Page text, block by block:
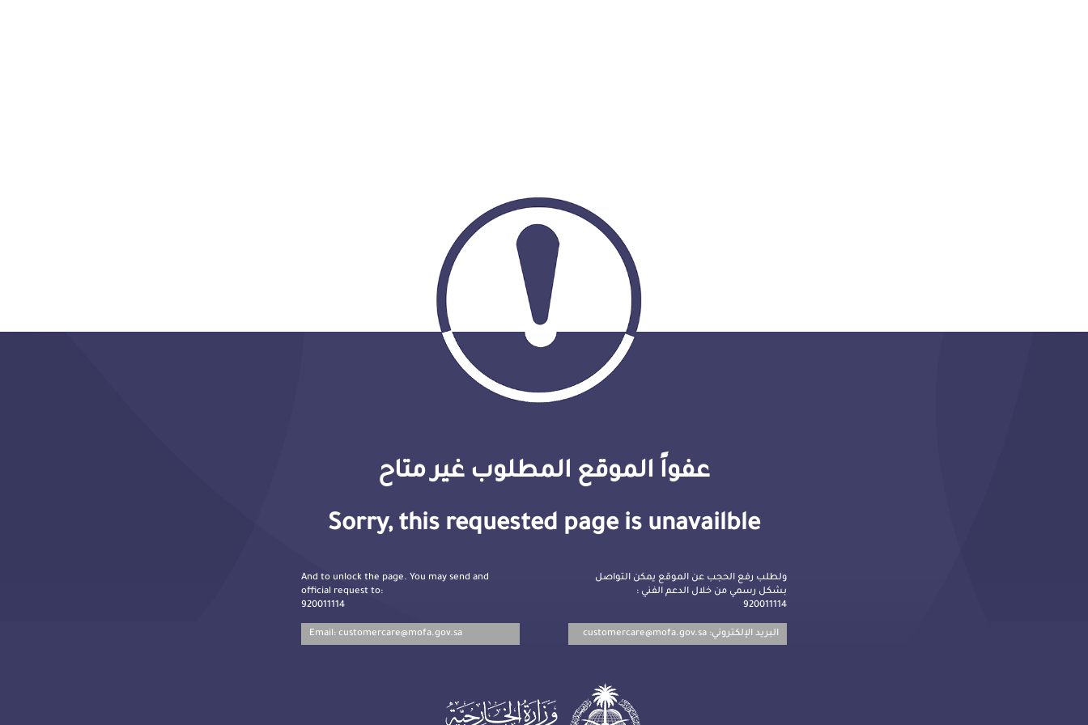
عفواً الموقع المطلوب غير متاح
Sorry, this requested page is unavailble
ولطلب رفع الحجب عن الموقع يمكن التواصل
بشكل رسمي من خلال الدعم الفني :
920011114
البريد الإلكتروني: customercare@mofa.gov.sa
And to unlock the page. You may send and
official request to:
920011114
Email: customercare@mofa.gov.sa